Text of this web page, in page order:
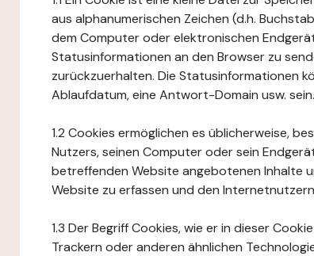
aus alphanumerischen Zeichen (d.h.
dem Computer oder elektronischen
Statusinformationen an den Browser zu
zurückzuerhalten. Die Statusinformationen
Ablaufdatum, eine Antwort-Domain usw. sein.
1.2 Cookies ermöglichen es üblicherweise,
Nutzers, seinen Computer oder sein
betreffenden Website angebotenen Inhalte
Website zu erfassen und den
1.3 Der Begriff Cookies, wie er in dieser
Trackern oder anderen ähnlichen